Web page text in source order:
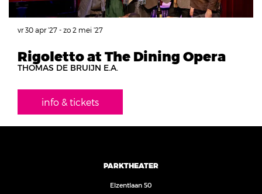
Rigoletto at The Dining Opera
THOMAS DE BRUIJN E.A.
vr 30 apr ’27 - zo 2 mei ’27
info & tickets
PARKTHEATER
Elzentlaan 50